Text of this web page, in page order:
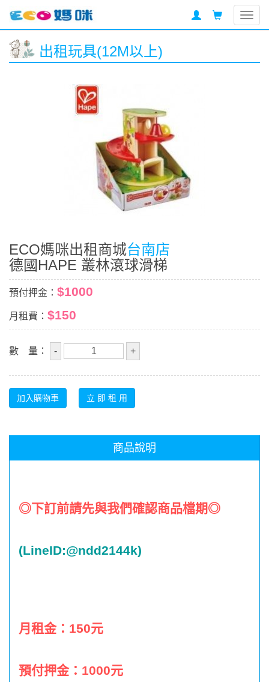
出租玩具(12M以上)
ECO媽咪出租商城台南店
德國HAPE 叢林滾球滑梯
預付押金： $1000
月租費： $150
數 量：
商品說明
◎下訂前請先與我們確認商品檔期◎
(LineID:@ndd2144k)
月租金： 150元
預付押金： 1000元